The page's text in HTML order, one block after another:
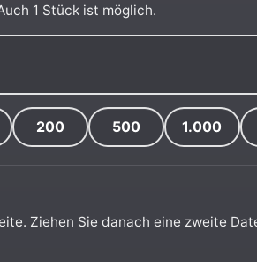
1 Stück ist möglich.
200 500 1.000
Ziehen Sie danach eine zweite